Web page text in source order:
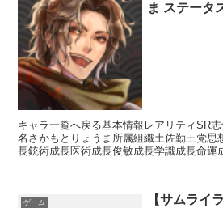
ま ステータ
キャラ一覧へ戻る基本情報レアリティSR
名さかもとりょうま所属組織土佐勤王党思
長銃術成長医術成長俊敏成長学識成長命運
ゲーム
【サムライ